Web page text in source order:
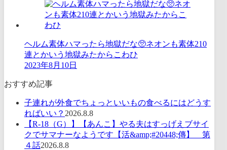
ヘルム素体ハマったら地獄だな🥺ネオンも素体210
連とかいう地獄みたからこわひ
2023年8月10日
おすすめ記事
子連れが外食でちょっといいもの食べるにはどうす
ればいい？ 2026.8.8
【R-18（G）】【あんこ】やる夫はすっげえブサイ
クでサマナーなようです【活&amp;#20448;傳】 第
４話2026.8.8